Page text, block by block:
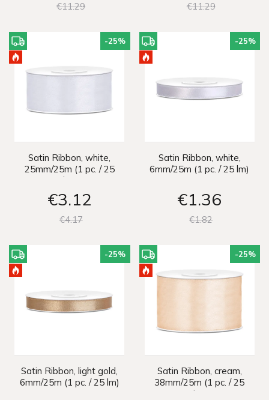
€1129 €1129
-25%
Satin Ribbon, white,
25mm/25m (1 pc. / 25
lm)
€3 12
€417
-25%
Satin Ribbon, white,
6mm/25m (1 pc. / 25 lm)
€1 36
€182
-25%
Satin Ribbon, light gold,
6mm/25m (1 pc. / 25 lm)
-25%
Satin Ribbon, cream,
38mm/25m (1 pc. / 25
lm)